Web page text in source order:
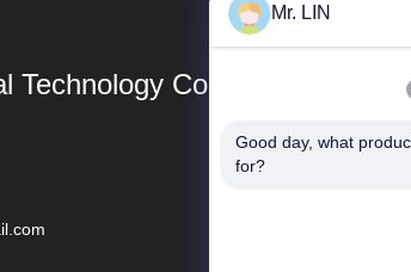
Co., Ltd
速
Mr. LIN
Good day, what
for?